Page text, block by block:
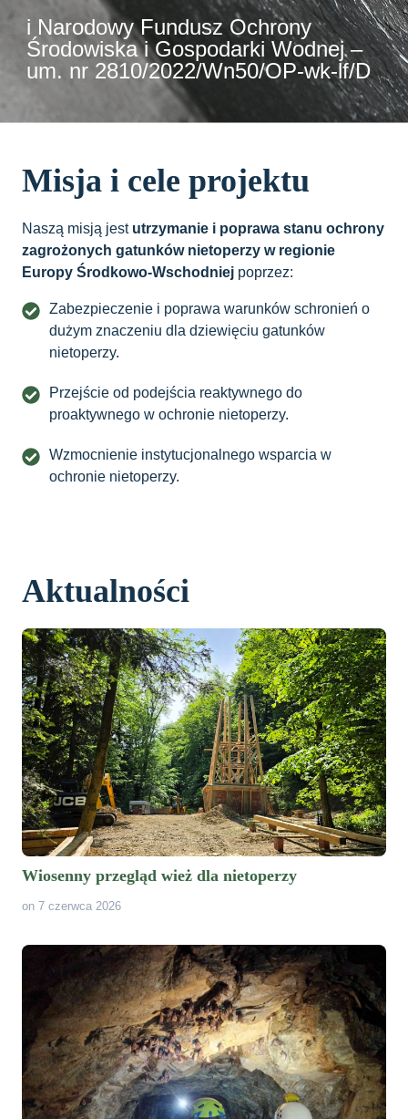
i Narodowy Fundusz Ochrony
Środowiska i Gospodarki Wodnej –
um. nr 2810/2022/Wn50/OP-wk-lf/D
Misja i cele projektu
Naszą misją jest utrzymanie i poprawa stanu ochrony
zagrożonych gatunków nietoperzy w regionie
Europy Środkowo-Wschodniej poprzez:
Zabezpieczenie i poprawa warunków schronień o
dużym znaczeniu dla dziewięciu gatunków
nietoperzy.
Przejście od podejścia reaktywnego do
proaktywnego w ochronie nietoperzy.
Wzmocnienie instytucjonalnego wsparcia w
ochronie nietoperzy.
Aktualności
Wiosenny przegląd wież dla nietoperzy
on 7 czerwca 2026